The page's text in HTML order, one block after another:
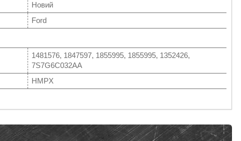
Новий
Ford
1481576, 1847597, 1855995, 1855995, 1352426,
7S7G6C032AA
HMPX